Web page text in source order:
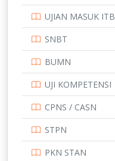
UJIAN MASUK ITB
SNBT
BUMN
UJI KOMPETENSI
CPNS / CASN
STPN
PKN STAN